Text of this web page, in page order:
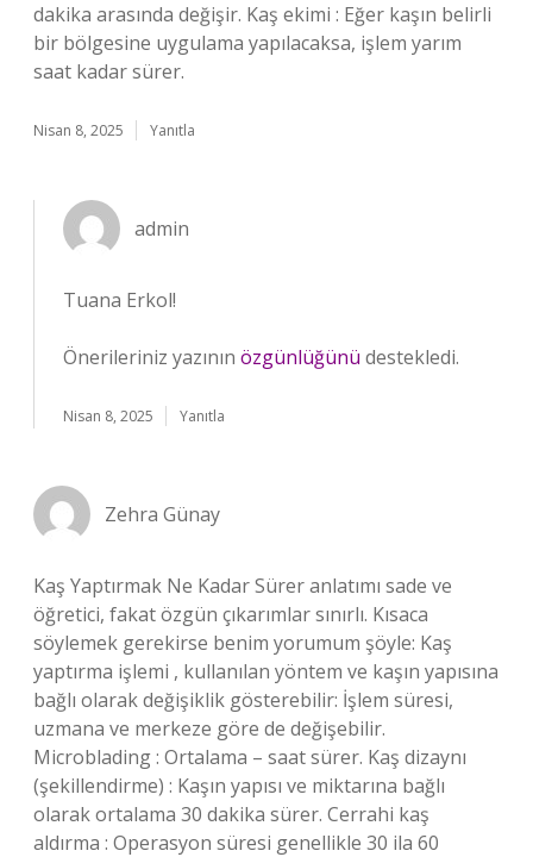
dakika arasında değişir. Kaş ekimi : Eğer kaşın belirli
bir bölgesine uygulama yapılacaksa, işlem yarım
saat kadar sürer.
Nisan 8, 2025 Yanıtla
admin
Tuana Erkol!
Önerileriniz yazının özgünlüğünü destekledi.
Nisan 8, 2025 Yanıtla
Zehra Günay
Kaş Yaptırmak Ne Kadar Sürer anlatımı sade ve
öğretici, fakat özgün çıkarımlar sınırlı. Kısaca
söylemek gerekirse benim yorumum şöyle: Kaş
yaptırma işlemi , kullanılan yöntem ve kaşın yapısına
bağlı olarak değişiklik gösterebilir: İşlem süresi,
uzmana ve merkeze göre de değişebilir.
Microblading : Ortalama – saat sürer. Kaş dizaynı
(şekillendirme) : Kaşın yapısı ve miktarına bağlı
olarak ortalama 30 dakika sürer. Cerrahi kaş
aldırma : Operasyon süresi genellikle 30 ila 60